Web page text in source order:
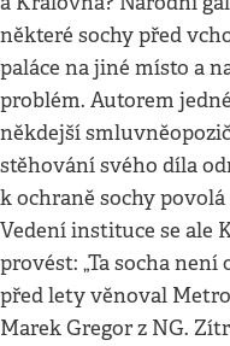
některé sochy před
paláce na jiné místo a
problém. Autorem
někdejší
stěhování svého díla
k ochraně sochy
Vedení instituce se ale
provést: „Ta socha
před lety věnoval
Marek Gregor z NG.